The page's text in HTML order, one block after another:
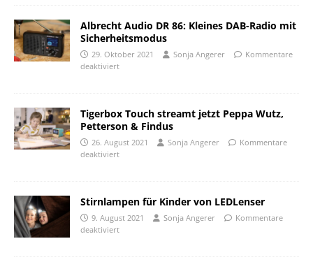
Albrecht Audio DR 86: Kleines DAB-Radio mit
Sicherheitsmodus
29. Oktober 2021 Sonja Angerer
Kommentare
deaktiviert
Tigerbox Touch streamt jetzt Peppa Wutz,
Petterson & Findus
26. August 2021 Sonja Angerer
Kommentare
deaktiviert
Stirnlampen für Kinder von LEDLenser
9. August 2021 Sonja Angerer
Kommentare
deaktiviert